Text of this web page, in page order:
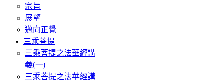
宗旨
展望
邁向正覺
三乘菩提
三乘菩提之法華經講
義(一)
三乘菩提之法華經講